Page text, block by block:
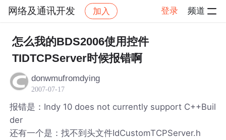
网络及通讯开发 加入 登录 频道
社区 网络及通讯开发 帖子详情
怎么我的BDS2006使用控件
TIDTCPServer时候报错啊
donwmufromdying
2007-07-17
报错是：Indy 10 does not currently support C++Buil
der
还有一个是：找不到头文件IdCustomTCPServer.h